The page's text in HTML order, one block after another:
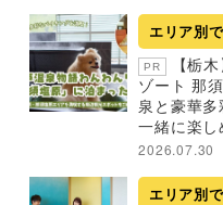
エリア別
PR
【栃
ゾート 那
泉と豪華
一緒に楽し
2026.07.30
エリア別